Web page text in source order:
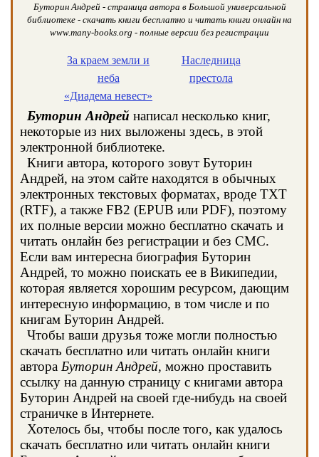
Буторин Андрей - страница автора в Большой универсальной
библиотеке - скачать книги бесплатно и читать книги онлайн на
www.many-books.org - полные версии без регистрации
За краем земли и
неба
«Диадема невест»
Наследница
престола
Буторин Андрей написал несколько книг,
некоторые из них выложены здесь, в этой
электронной библиотеке.
Книги автора, которого зовут Буторин
Андрей, на этом сайте находятся в обычных
электронных текстовых форматах, вроде TXT
(RTF), а также FB2 (EPUB или PDF), поэтому
их полные версии можно бесплатно скачать и
читать онлайн без регистрации и без СМС.
Если вам интересна биография Буторин
Андрей, то можно поискать ее в Википедии,
которая является хорошим ресурсом, дающим
интересную информацию, в том числе и по
книгам Буторин Андрей.
Чтобы ваши друзья тоже могли полностью
скачать бесплатно или читать онлайн книги
автора Буторин Андрей, можно проставить
ссылку на данную страницу с книгами автора
Буторин Андрей на своей где-нибудь на своей
страничке в Интернете.
Хотелось бы, чтобы после того, как удалось
скачать бесплатно или читать онлайн книги